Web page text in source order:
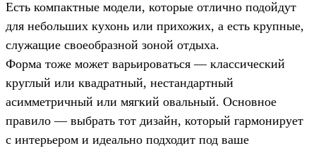
Есть компактные модели, которые отлично подойдут
для небольших кухонь или прихожих, а есть крупные,
служащие своеобразной зоной отдыха.
Форма тоже может варьироваться — классический
круглый или квадратный, нестандартный
асимметричный или мягкий овальный. Основное
правило — выбрать тот дизайн, который гармонирует
с интерьером и идеально подходит под ваше